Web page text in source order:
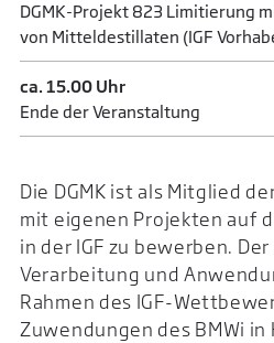
DGMK-Projekt 823 Limitierung
von Mitteldestillaten (IGF
ca. 15.00 Uhr
Ende der Veranstaltung
Die DGMK ist als Mitglied
mit eigenen Projekten auf
in der IGF zu bewerben.
Verarbeitung und
Rahmen des IGF-
Zuwendungen des BMWi in